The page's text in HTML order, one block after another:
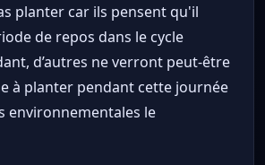
planter car ils pensent qu'il
de repos dans le cycle
d’autres ne verront peut-être
à planter pendant cette journée
environnementales le